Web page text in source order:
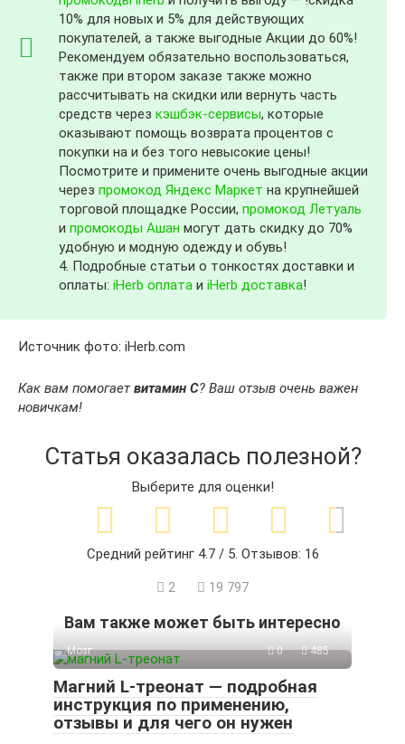
10% для новых и 5% для действующих
покупателей, а также выгодные Акции до 60%!
Рекомендуем обязательно воспользоваться,
также при втором заказе также можно
рассчитывать на скидки или вернуть часть
средств через кэшбэк-сервисы, которые
оказывают помощь возврата процентов с
покупки на и без того невысокие цены!
Посмотрите и примените очень выгодные акции
через промокод Яндекс Маркет на крупнейшей
торговой площадке России, промокод Летуаль
и промокоды Ашан могут дать скидку до 70%
удобную и модную одежду и обувь!
4. Подробные статьи о тонкостях доставки и
оплаты: iHerb оплата и iHerb доставка!
Источник фото: iHerb.com
Как вам помогаетвитамин C? Ваш отзыв очень важен
новичкам!
Статья оказалась полезной?
Выберите для оценки!
Средний рейтинг 4.7/ 5. Отзывов: 16
2 19 797
Вам также может быть интересно
Мозг 0 485
Магний L-треонат — подробная
инструкция по применению,
отзывы и для чего он нужен